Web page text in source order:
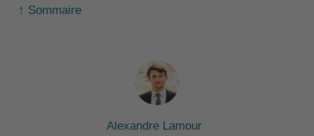
↑ Sommaire
Alexandre Lamour